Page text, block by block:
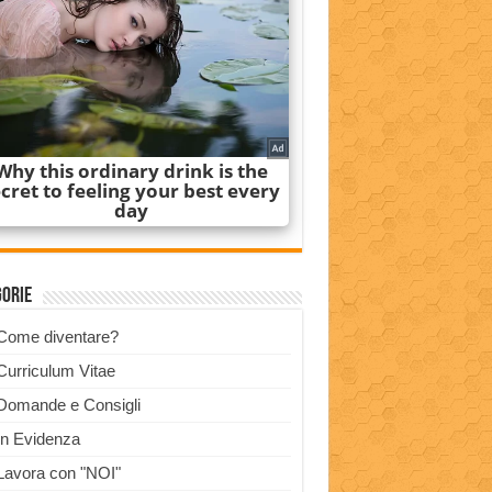
diventare?
Vitae
e Consigli
Evidenza
con "NOI"